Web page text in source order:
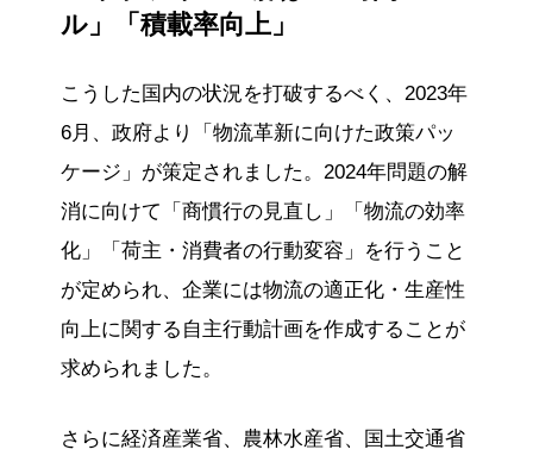
ル」「積載率向上」
こうした国内の状況を打破するべく、2023年
6月、政府より「物流革新に向けた政策パッ
ケージ」が策定されました。2024年問題の解
消に向けて「商慣行の見直し」「物流の効率
化」「荷主・消費者の行動変容」を行うこと
が定められ、企業には物流の適正化・生産性
向上に関する自主行動計画を作成することが
求められました。
さらに経済産業省、農林水産省、国土交通省